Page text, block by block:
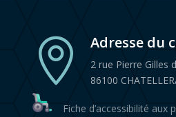
 Adresse du
2 rue Pierre Gilles
86100
Fiche d’accessibilité aux